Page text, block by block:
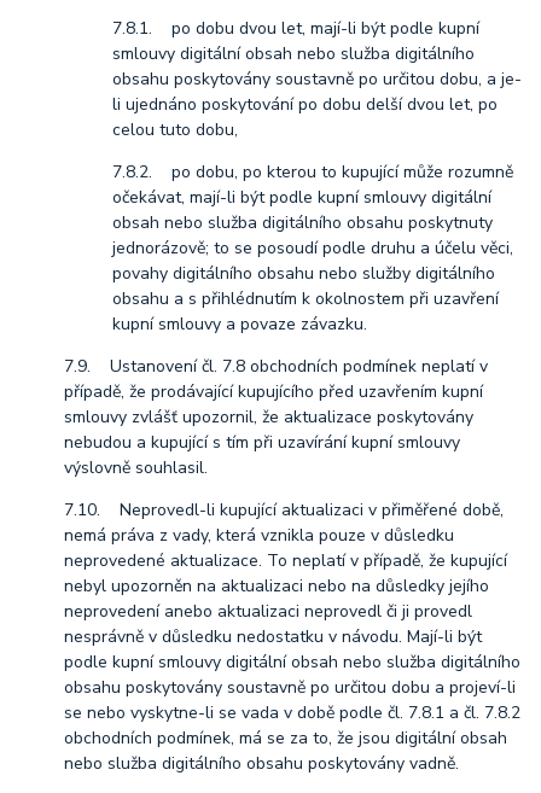
7.8.1. po dobu dvou let, mají-li být podle kupní
smlouvy digitální obsah nebo služba digitálního
obsahu poskytovány soustavně po určitou dobu, a je-
li ujednáno poskytování po dobu delší dvou let, po
celou tuto dobu,
7.8.2. po dobu, po kterou to kupující může rozumně
očekávat, mají-li být podle kupní smlouvy digitální
obsah nebo služba digitálního obsahu poskytnuty
jednorázově; to se posoudí podle druhu a účelu věci,
povahy digitálního obsahu nebo služby digitálního
obsahu a s přihlédnutím k okolnostem při uzavření
kupní smlouvy a povaze závazku.
7.9. Ustanovení čl. 7.8 obchodních podmínek neplatí v
případě, že prodávající kupujícího před uzavřením kupní
smlouvy zvlášť upozornil, že aktualizace poskytovány
nebudou a kupující s tím při uzavírání kupní smlouvy
výslovně souhlasil.
7.10. Neprovedl-li kupující aktualizaci v přiměřené době,
nemá práva z vady, která vznikla pouze v důsledku
neprovedené aktualizace. To neplatí v případě, že kupující
nebyl upozorněn na aktualizaci nebo na důsledky jejího
neprovedení anebo aktualizaci neprovedl či ji provedl
nesprávně v důsledku nedostatku v návodu. Mají-li být
podle kupní smlouvy digitální obsah nebo služba digitálního
obsahu poskytovány soustavně po určitou dobu a projeví-li
se nebo vyskytne-li se vada v době podle čl. 7.8.1 a čl. 7.8.2
obchodních podmínek, má se za to, že jsou digitální obsah
nebo služba digitálního obsahu poskytovány vadně.